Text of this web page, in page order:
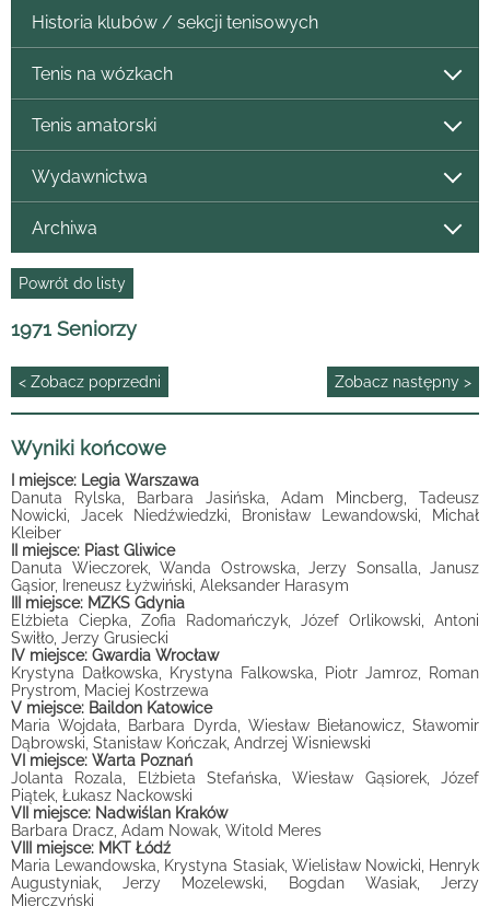
Historia klubów / sekcji tenisowych
Tenis na wózkach
Tenis amatorski
Wydawnictwa
Archiwa
Powrót do listy
1971 Seniorzy
< Zobacz poprzedni Zobacz następny >
Wyniki końcowe
I miejsce: Legia Warszawa
Danuta Rylska, Barbara Jasińska, Adam Mincberg, Tadeusz
Nowicki, Jacek Niedźwiedzki, Bronisław Lewandowski, Michał
Kleiber
II miejsce: Piast Gliwice
Danuta Wieczorek, Wanda Ostrowska, Jerzy Sonsalla, Janusz
Gąsior, Ireneusz Łyżwiński, Aleksander Harasym
III miejsce: MZKS Gdynia
Elżbieta Ciepka, Zofia Radomańczyk, Józef Orlikowski, Antoni
Swiłło, Jerzy Grusiecki
IV miejsce: Gwardia Wrocław
Krystyna Dałkowska, Krystyna Falkowska, Piotr Jamroz, Roman
Prystrom, Maciej Kostrzewa
V miejsce: Baildon Katowice
Maria Wojdała, Barbara Dyrda, Wiesław Biełanowicz, Sławomir
Dąbrowski, Stanisław Kończak, Andrzej Wisniewski
VI miejsce: Warta Poznań
Jolanta Rozala, Elżbieta Stefańska, Wiesław Gąsiorek, Józef
Piątek, Łukasz Nackowski
VII miejsce: Nadwiślan Kraków
Barbara Dracz, Adam Nowak, Witold Meres
VIII miejsce: MKT Łódź
Maria Lewandowska, Krystyna Stasiak, Wielisław Nowicki, Henryk
Augustyniak, Jerzy Mozelewski, Bogdan Wasiak, Jerzy
Mierczyński